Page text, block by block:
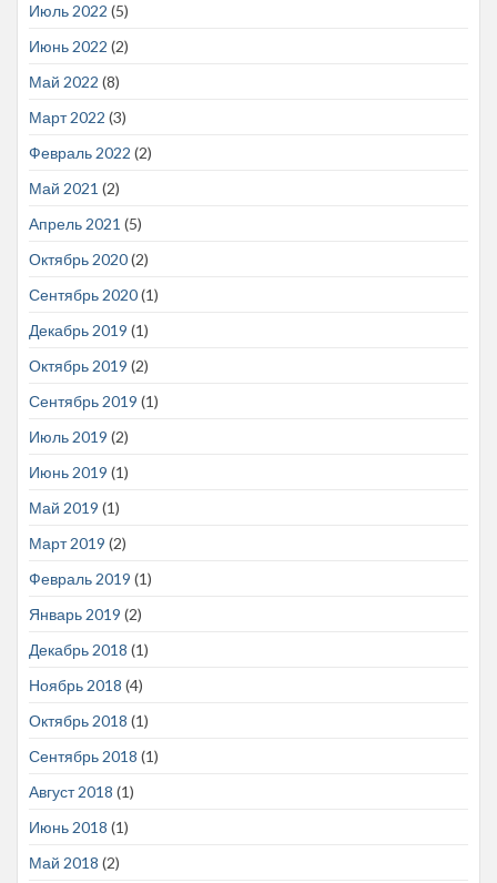
Июль 2022 (5)
Июнь 2022 (2)
Май 2022 (8)
Март 2022 (3)
Февраль 2022 (2)
Май 2021 (2)
Апрель 2021 (5)
Октябрь 2020(2)
Сентябрь 2020(1)
Декабрь 2019 (1)
Октябрь 2019 (2)
Сентябрь 2019 (1)
Июль 2019 (2)
Июнь 2019 (1)
Май 2019 (1)
Март 2019 (2)
Февраль 2019 (1)
Январь 2019 (2)
Декабрь 2018 (1)
Ноябрь 2018 (4)
Октябрь 2018 (1)
Сентябрь 2018 (1)
Август 2018 (1)
Июнь 2018 (1)
Май 2018 (2)